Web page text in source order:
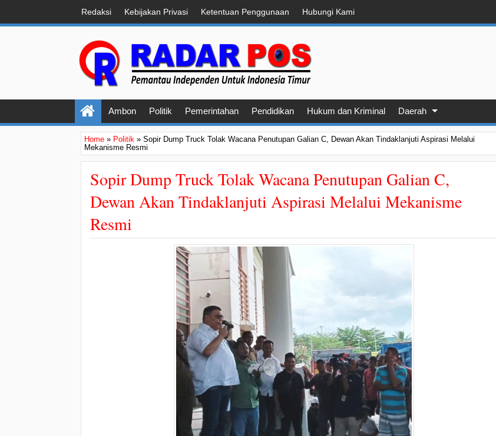
Redaksi Kebijakan Privasi Ketentuan Penggunaan Hubungi Kami
Ambon Politik Pemerintahan Pendidikan Hukum dan Kriminal Daerah
Home » Politik » Sopir Dump Truck Tolak Wacana Penutupan Galian C, Dewan Akan Tindaklanjuti Aspirasi Melalui
Mekanisme Resmi
Sopir Dump Truck Tolak Wacana Penutupan Galian C,
Dewan Akan Tindaklanjuti Aspirasi Melalui Mekanisme
Resmi